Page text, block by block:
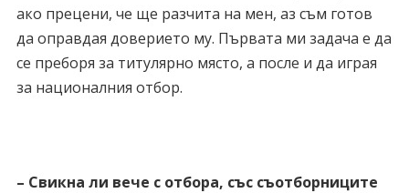
ако прецени, че ще разчита на мен, аз съм готов
да оправдая доверието му. Първата ми задача е да
се преборя за титулярно място, а после и да играя
за националния отбор.
– Свикна ли вече с отбора, със съотборниците